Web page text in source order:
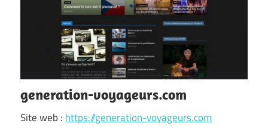
generation-voyageurs.com
Site web : https://generation-voyageurs.com